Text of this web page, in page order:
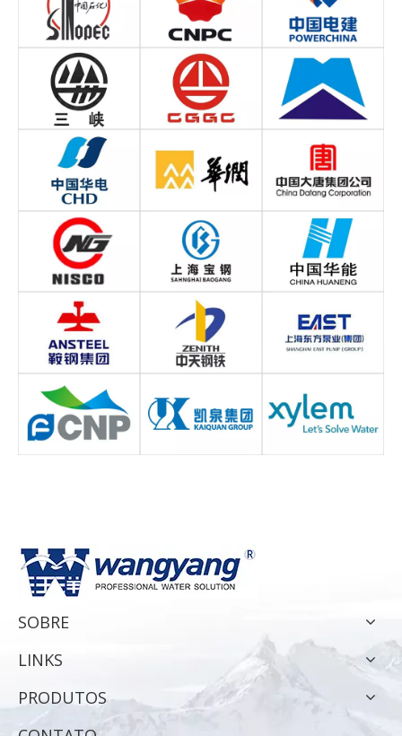
SOBRE
LINKS
PRODUTOS